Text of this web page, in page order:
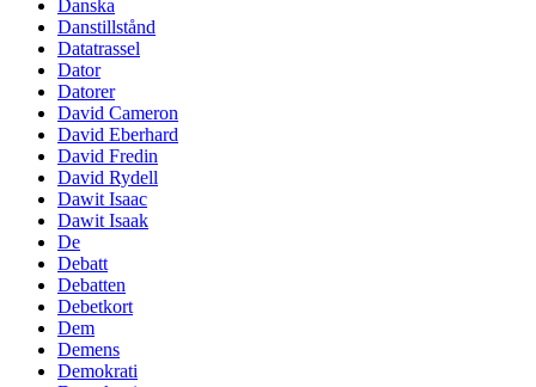
Danska
Danstillstånd
Datatrassel
Dator
Datorer
David Cameron
David Eberhard
David Fredin
David Rydell
Dawit Isaac
Dawit Isaak
De
Debatt
Debatten
Debetkort
Dem
Demens
Demokrati